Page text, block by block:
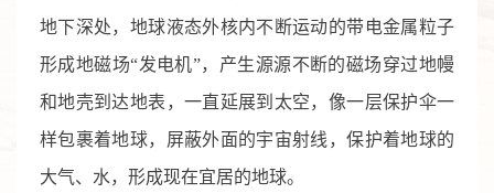
地下深处，地球液态外核内不断运动的带电金属粒子
形成地磁场“发电机”，产生源源不断的磁场穿过地幔
和地壳到达地表，一直延展到太空，像一层保护伞一
样包裹着地球，屏蔽外面的宇宙射线，保护着地球的
大气、水，形成现在宜居的地球。